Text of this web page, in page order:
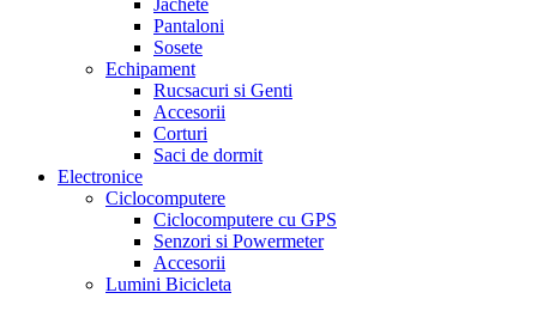
Jachete
Pantaloni
Sosete
Echipament
Rucsacuri si Genti
Accesorii
Corturi
Saci de dormit
Electronice
Ciclocomputere
Ciclocomputere cu GPS
Senzori si Powermeter
Accesorii
Lumini Bicicleta